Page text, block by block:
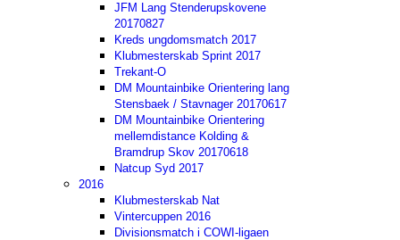
JFM Lang Stenderupskovene
20170827
Kreds ungdomsmatch 2017
Klubmesterskab Sprint 2017
Trekant-O
DM Mountainbike Orientering lang
Stensbaek / Stavnager 20170617
DM Mountainbike Orientering
mellemdistance Kolding &
Bramdrup Skov 20170618
Natcup Syd 2017
2016
Klubmesterskab Nat
Vintercuppen 2016
Divisionsmatch i COWI-ligaen